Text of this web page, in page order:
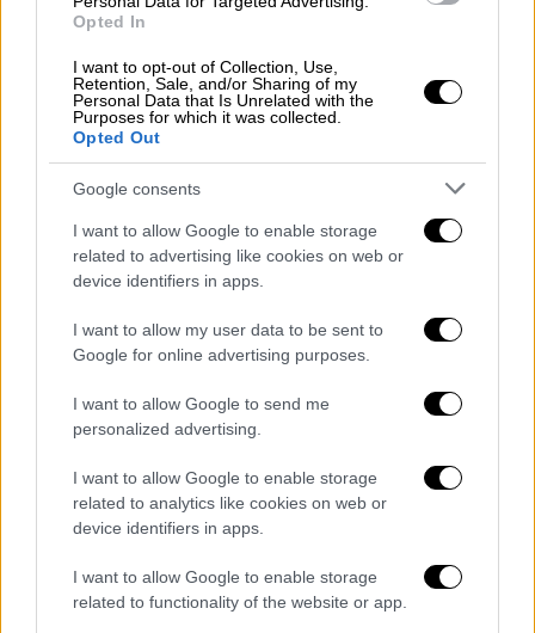
Opted In
I want to opt-out of Collection, Use,
Retention, Sale, and/or Sharing of my
Personal Data that Is Unrelated with the
Purposes for which it was collected.
Opted Out
Google consents
I want to allow Google to enable storage
related to advertising like cookies on web or
device identifiers in apps.
I want to allow my user data to be sent to
Google for online advertising purposes.
I want to allow Google to send me
personalized advertising.
I want to allow Google to enable storage
related to analytics like cookies on web or
device identifiers in apps.
I want to allow Google to enable storage
related to functionality of the website or app.
σιγουριάς/ οικονομική σταθερότητα
συγκεντρώνει το μεγαλύτερο ποσοστό
(18,6%) και ακολουθούν η ευημερία/
οικονομική ανάπτυξη (17,9%) και η
δικαιοσύνη (16,5%).
Όσον αφορά στις συζητήσεις που γίνονται
για ενδεχόμενη δημιουργίας νέων κομμάτων
με βάση έρευνα τηςPulseοφείλονται
κυρίως « στις αδυναμίες της κυβέρνησης»
λέει το16%, στις «αδυναμίες της
αντιπολίτευσης» απαντά το 23%, ενώ «και
υπόλοιποι δεν απαντάνε)
Στο μεταξύ σύμφωνα με την MRB στο
ερώτημα πόσο πιθανό είναι να ψηφίσετε ένα
νέο κόμμα με αρχηγό τη
το 32,4% λέει ότι σίγουρα ή μάλλον θα το
ψήφιζε ενώ το58% απαντά ότι σίγουρα ή